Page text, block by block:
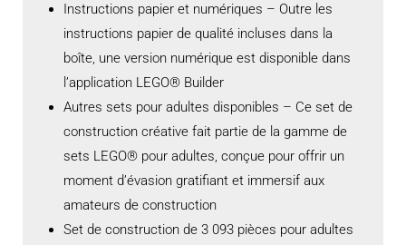
Instructions papier et numériques – Outre les
instructions papier de qualité incluses dans la
boîte, une version numérique est disponible dans
l’application LEGO® Builder
Autres sets pour adultes disponibles – Ce set de
construction créative fait partie de la gamme de
sets LEGO® pour adultes, conçue pour offrir un
moment d’évasion gratifiant et immersif aux
amateurs de construction
Set de construction de 3 093 pièces pour adultes